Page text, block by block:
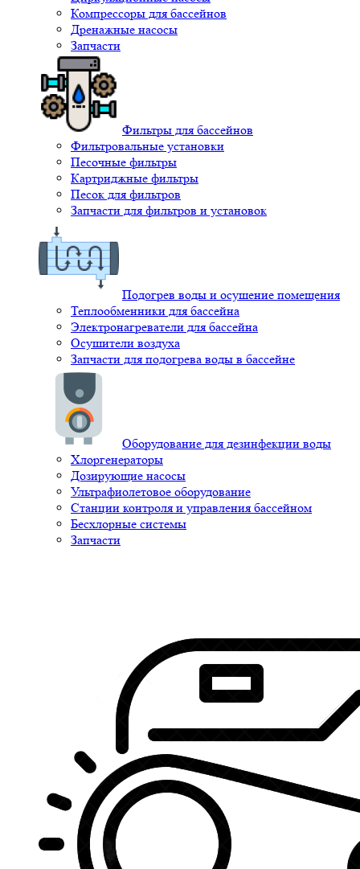
Компрессоры для бассейнов
Дренажные насосы
Запчасти
Фильтры для бассейнов
Фильтровальные установки
Песочные фильтры
Картриджные фильтры
Песок для фильтров
Запчасти для фильтров и установок
Подогрев воды и осушение помещения
Теплообменники для бассейна
Электронагреватели для бассейна
Осушители воздуха
Запчасти для подогрева воды в бассейне
Оборудование для дезинфекции воды
Хлоргенераторы
Дозирующие насосы
Ультрафиолетовое оборудование
Станции контроля и управления бассейном
Бесхлорные системы
Запчасти